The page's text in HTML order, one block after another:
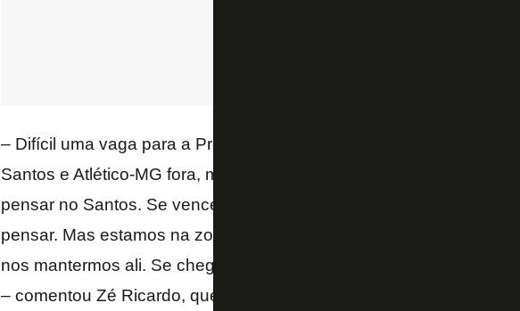
– Difícil uma vaga para a Pré-Libertadores. São muitos confrontos
Santos e Atlético-MG fora, mas adversários também têm jogos
pensar no Santos. Se vencermos, aí sim, e se resultados ajudarem,
pensar. Mas estamos na zona da Sul-Americana e faremos o
nos mantermos ali. Se chegar na última rodada com chances,
– comentou Zé Ricardo, que, em 2017, também alcançou uma